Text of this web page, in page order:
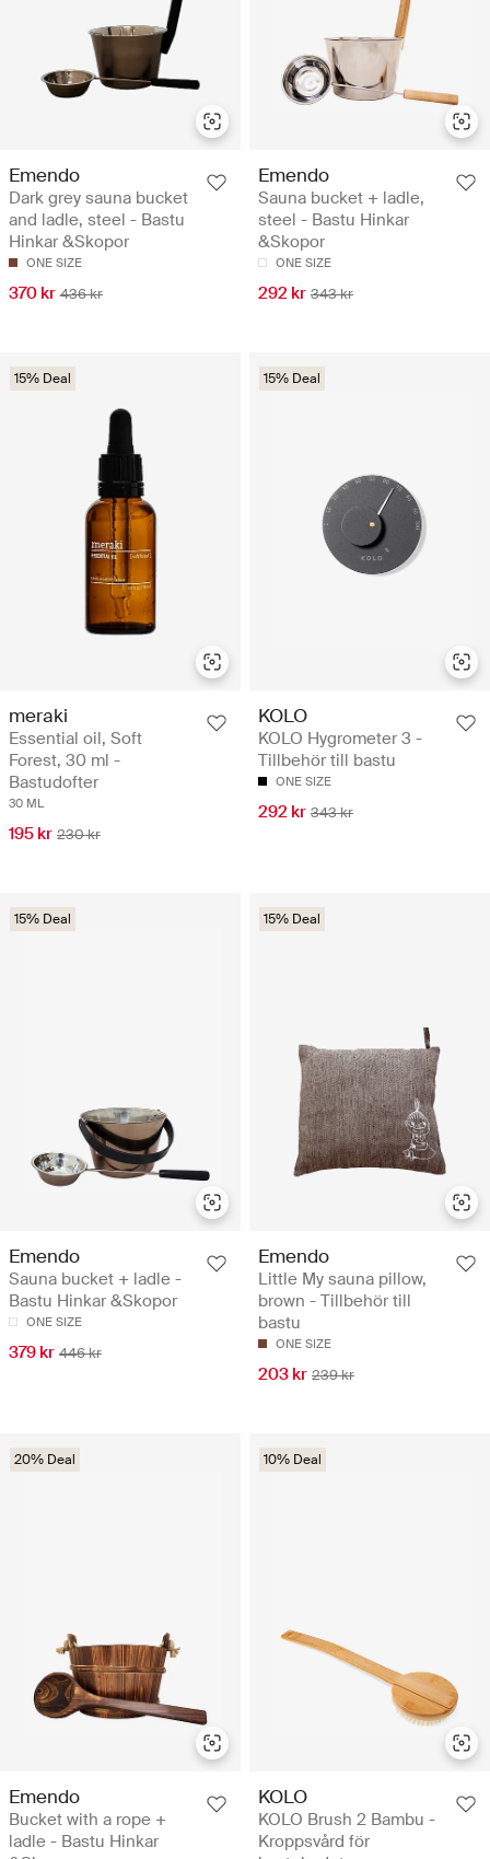
Emendo
Dark grey sauna bucket
and ladle, steel - Bastu
Hinkar &Skopor
ONE SIZE
370 kr 436 kr
Emendo
Sauna bucket + ladle,
steel - Bastu Hinkar
&Skopor
ONE SIZE
292 kr 343 kr
15% Deal
meraki
Essential oil, Soft
Forest, 30 ml -
Bastudofter
30 ML
195 kr 230 kr
15% Deal
KOLO
KOLO Hygrometer 3 -
Tillbehör till bastu
ONE SIZE
292 kr 343 kr
15% Deal
Emendo
Sauna bucket + ladle -
Bastu Hinkar &Skopor
ONE SIZE
379 kr 446 kr
15% Deal
Emendo
Little My sauna pillow,
brown - Tillbehör till
bastu
ONE SIZE
203 kr 239 kr
20% Deal
Emendo
Bucket with a rope +
ladle - Bastu Hinkar
10% Deal
KOLO
KOLO Brush 2 Bambu -
Kroppsvård för